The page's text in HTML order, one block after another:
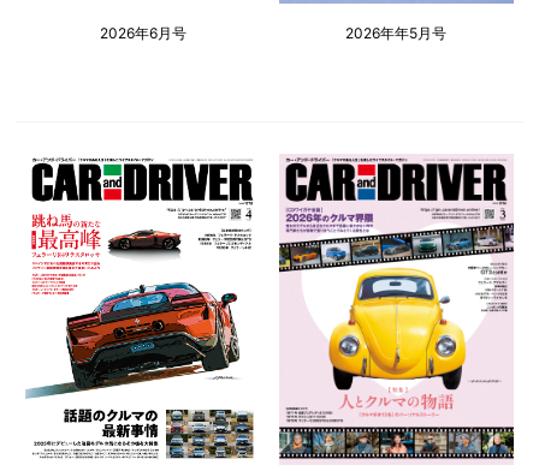
2026年6月号 2026年年5月号